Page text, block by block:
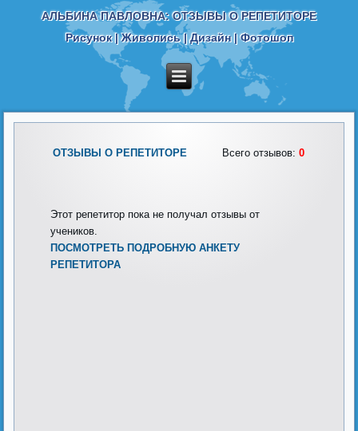
АЛЬБИНА ПАВЛОВНА: ОТЗЫВЫ О РЕПЕТИТОРЕ
Рисунок | Живопись | Дизайн | Фотошоп
ОТЗЫВЫ О РЕПЕТИТОРЕ Всего отзывов:0
Этот репетитор пока не получал отзывы от
учеников.
ПОСМОТРЕТЬ ПОДРОБНУЮ АНКЕТУ
РЕПЕТИТОРА